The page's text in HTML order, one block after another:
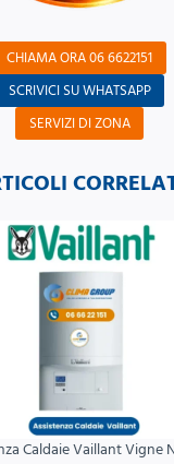
CHIAMA ORA 06 6622151
SCRIVICI SU WHATSAPP
SERVIZI DI ZONA
Caldaie Vaillant Vigne